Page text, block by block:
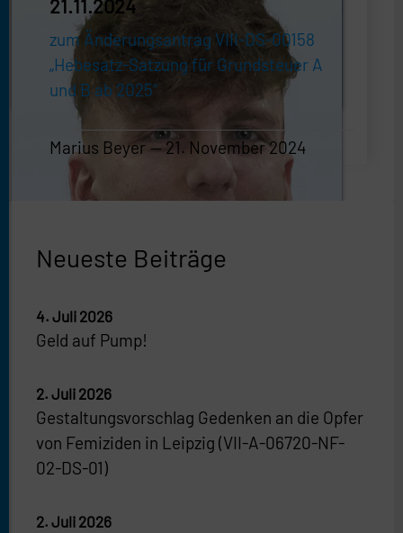
21.11.2024
zum Änderungsantrag VIII-DS-00158
„Hebesatz-Satzung für Grundsteuer A
und B ab 2025“
Marius Beyer21. November 2024
Marius Beyer — 21. November 2024
Neueste Beiträge
Geld auf Pump!
4. Juli 2026
Gestaltungsvorschlag Gedenken an die Opfer
von Femiziden in Leipzig (VII-A-06720-NF-
02-DS-01)
2. Juli 2026
2. Juli 2026